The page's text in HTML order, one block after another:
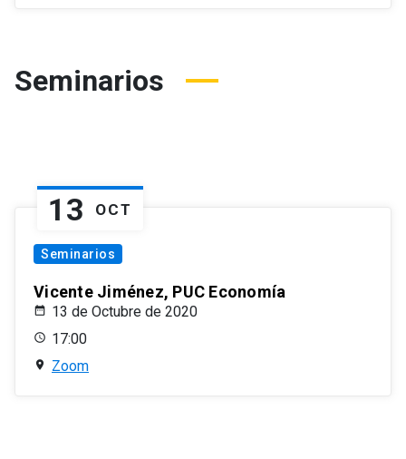
Seminarios
13 OCT
Seminarios
Vicente Jiménez, PUC Economía
13 de Octubre de 2020
17:00
Zoom